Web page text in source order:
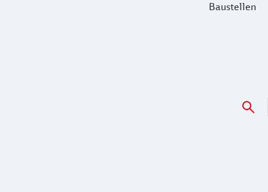
Baustellen